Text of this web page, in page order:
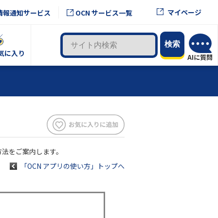
報通知サービス OCN サービス一覧 マイページ
に入り
をご案内します。
「OCN アプリの使い方」トップへ